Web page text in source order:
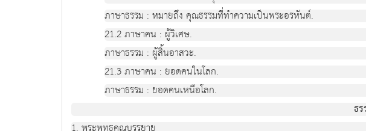
ภาษาธรรม : หมายถึง คุณธรรมที่ทำความเป็นพระอรหันต์.
21.2 ภาษาคน : ผู้วิเศษ.
ภาษาธรรม : ผู้สิ้นอาสวะ.
21.3 ภาษาคน : ยอดคนในโลก.
ภาษาธรรม : ยอดคนเหนือโลก.
ธ